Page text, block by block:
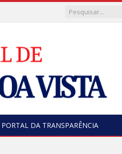
PORTAL DA TRANSPARÊNCIA